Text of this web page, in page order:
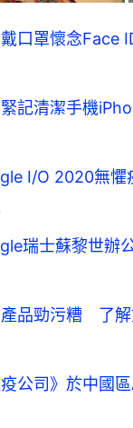
戴口罩懷念
緊記清潔手機
I/O 2020無
瑞士蘇黎世
產品勁污糟 了
疫公司》於中國